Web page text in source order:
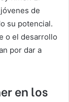
de
su potencial.
o el desarrollo
por dar a
en los